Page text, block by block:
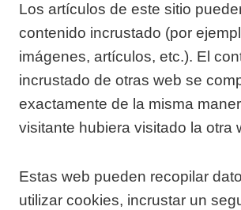
Los artículos de este sitio
contenido incrustado (por
imágenes, artículos, etc.). El
incrustado de otras web se
exactamente de la misma
visitante hubiera visitado la otra
Estas web pueden recopilar
utilizar cookies, incrustar un